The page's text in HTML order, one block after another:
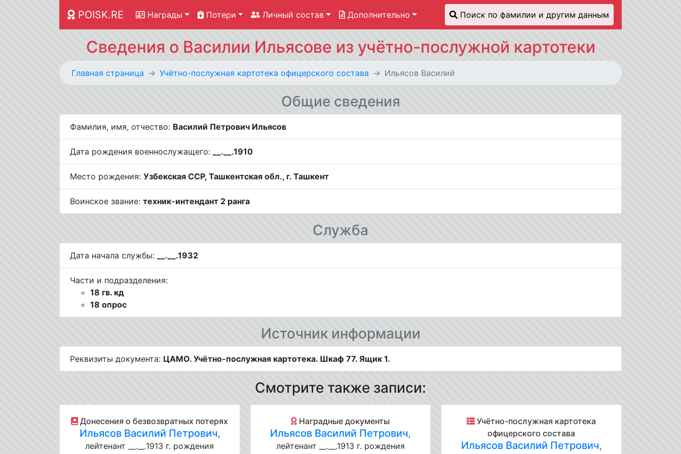
POISK.RE Награды Потери Личный состав Дополнительно Поиск по фамилии и другим данным
Сведения о Василии Ильясове из учётно-послужной картотеки
Главная страница Учётно-послужная картотека офицерского состава Ильясов Василий
Общие сведения
Фамилия, имя, отчество: Василий Петрович Ильясов
Дата рождения военнослужащего: __.__.1910
Место рождения: Узбекская ССР, Ташкентская обл., г. Ташкент
Воинское звание: техник-интендант 2 ранга
Служба
Дата начала службы: __.__.1932
Части и подразделения:
18 гв. кд
18 опрос
Источник информации
Реквизиты документа: ЦАМО. Учётно-послужная картотека. Шкаф 77. Ящик 1.
Смотрите также записи:
Донесения о безвозвратных потерях
Ильясов Василий Петрович,
лейтенант __.__.1913 г. рождения
Наградные документы
Ильясов Василий Петрович,
лейтенант __.__.1913 г. рождения
Учётно-послужная картотека
офицерского состава
Ильясов Василий Петрович,